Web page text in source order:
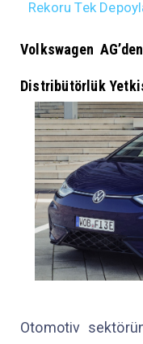
Rekoru Tek
Volkswagen
Distribütörlük
Otomotiv